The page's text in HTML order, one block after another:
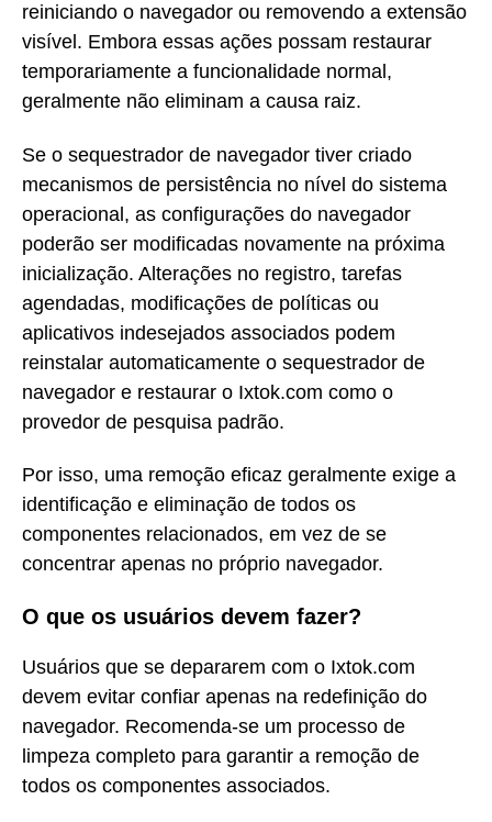
reiniciando o navegador ou removendo a extensão
visível. Embora essas ações possam restaurar
temporariamente a funcionalidade normal,
geralmente não eliminam a causa raiz.
Se o sequestrador de navegador tiver criado
mecanismos de persistência no nível do sistema
operacional, as configurações do navegador
poderão ser modificadas novamente na próxima
inicialização. Alterações no registro, tarefas
agendadas, modificações de políticas ou
aplicativos indesejados associados podem
reinstalar automaticamente o sequestrador de
navegador e restaurar o Ixtok.com como o
provedor de pesquisa padrão.
Por isso, uma remoção eficaz geralmente exige a
identificação e eliminação de todos os
componentes relacionados, em vez de se
concentrar apenas no próprio navegador.
O que os usuários devem fazer?
Usuários que se depararem com o Ixtok.com
devem evitar confiar apenas na redefinição do
navegador. Recomenda-se um processo de
limpeza completo para garantir a remoção de
todos os componentes associados.